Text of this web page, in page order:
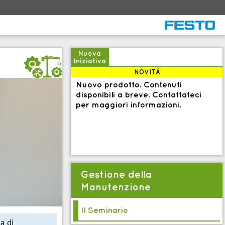
c
di
Nuova
Iniziativa
NOVITÀ
Nuovo prodotto. Contenuti
disponibili a breve. Contattateci
per maggiori informazioni.
Gestione della
Manutenzione
Il Seminario